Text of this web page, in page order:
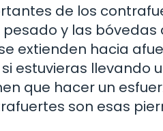
de los
y las
extienden hacia
estuvieras llevando
que hacer un
son esas